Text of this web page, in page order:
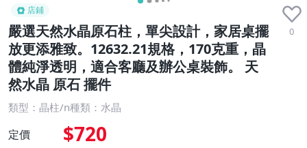
店鋪
嚴選天然水晶原石柱，單尖設計，家居桌擺
放更添雅致。12632.21規格，170克重，晶
體純淨透明，適合客廳及辦公桌裝飾。 天
然水晶 原石 擺件
0
類型：晶柱/n種類：水晶
定價 $720